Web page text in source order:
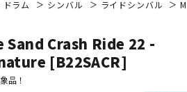
ドラム シンバル ライドシンバル
Sand Crash Ride 22 -
[B22SACR]
品！